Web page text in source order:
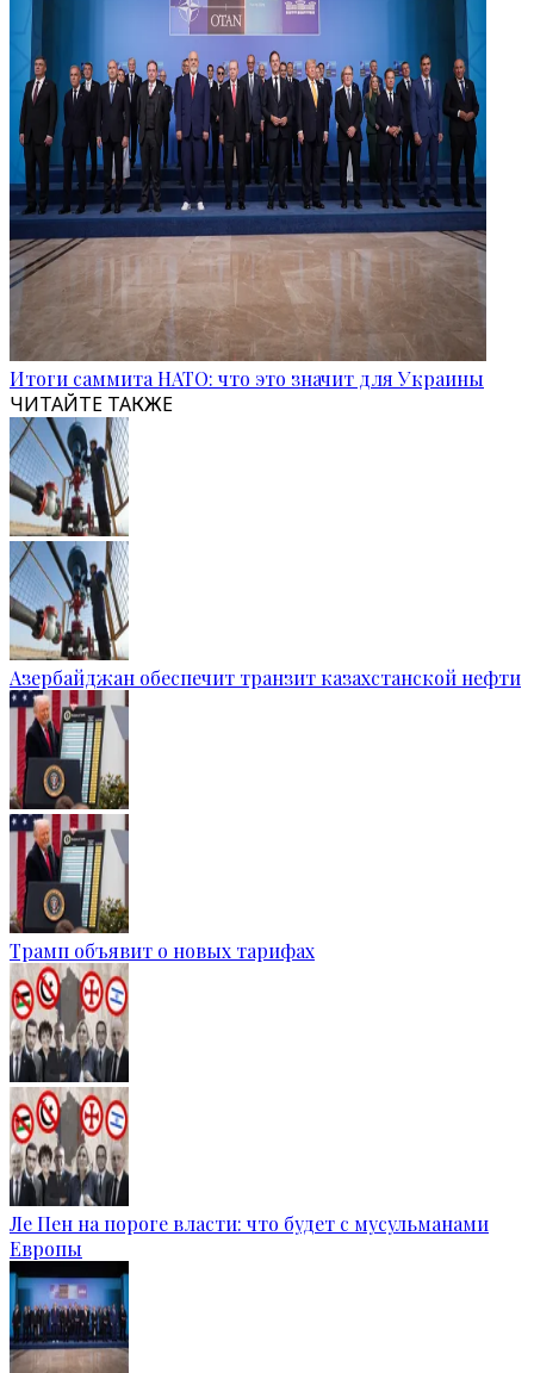
Итоги саммита НАТО: что это значит для Украины
ЧИТАЙТЕ ТАКЖЕ
Азербайджан обеспечит транзит казахстанской нефти
Трамп объявит о новых тарифах
Ле Пен на пороге власти: что будет с мусульманами
Европы